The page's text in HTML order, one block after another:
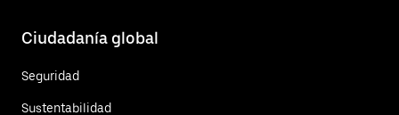
Ciudadanía global
Seguridad
Sustentabilidad